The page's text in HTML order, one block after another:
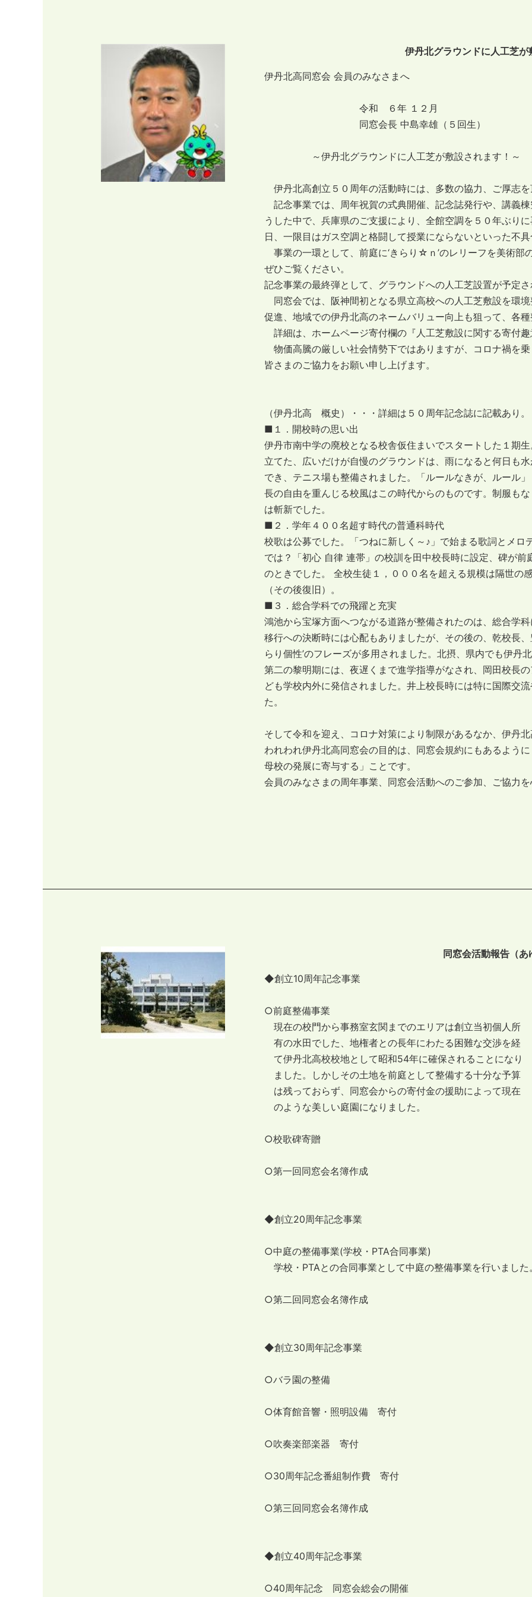
伊丹北グラウンドに人工芝
伊丹北高同窓会 会員のみなさまへ
令和 ６年 １２月
同窓会長 中島幸雄
～伊丹北グラウンドに人工芝が敷設されます！～
伊丹北高創立５０周年の活動時には、多数の協力、ご厚志
記念事業では、周年祝賀の式典開催、記念誌発行や、講義
うした中で、兵庫県のご支援により、全館空調を５０年ぶり
日、一限目はガス空調と格闘して授業にならないといった不
事業の一環として、前庭に‘きらり☆ｎ’のレリーフを美術部
ぜひご覧ください。
記念事業の最終弾として、グラウンドへの人工芝設置が予定
同窓会では、阪神間初となる県立高校への人工芝敷設を環
促進、地域での伊丹北高のネームバリュー向上も狙って、各
詳細は、ホームページ寄付欄の『人工芝敷設に関する寄付
物価高騰の厳しい社会情勢下ではありますが、コロナ禍を
皆さまのご協力をお願い申し上げます。
（伊丹北高 概史）・・・詳細は５０周年記念誌に記載あり。
■１．開校時の思い出
伊丹市南中学の廃校となる校舎仮住まいでスタートした１期
立てた、広いだけが自慢のグラウンドは、雨になると何日も
でき、テニス場も整備されました。「ルールなきが、ルール
長の自由を重んじる校風はこの時代からのものです。制服も
は斬新でした。
■２．学年４００名超す時代の普通科時代
校歌は公募でした。「つねに新しく～♪」で始まる歌詞とメ
では？「初心 自律 連帯」の校訓を田中校長時に設定、碑が
のときでした。 全校生徒１，０００名を超える規模は隔世の
（その後復旧）。
■３．総合学科での飛躍と充実
鴻池から宝塚方面へつながる道路が整備されたのは、総合学
移行への決断時には心配もありましたが、その後の、乾校長
らり個性’のフレーズが多用されました。北摂、県内でも伊丹
第二の黎明期には、夜遅くまで進学指導がなされ、岡田校長
ども学校内外に発信されました。井上校長時には特に国際交
た。
そして令和を迎え、コロナ対策により制限があるなか、伊丹
われわれ伊丹北高同窓会の目的は、同窓会規約にもあるよう
母校の発展に寄与する」ことです。
会員のみなさまの周年事業、同窓会活動へのご参加、ご協力
同窓会活動報告（あ
◆創立10周年記念事業
○前庭整備事業
現在の校門から事務室玄関までのエリアは創立当初個人所
有の水田でした、地権者との長年にわたる困難な交渉を経
て伊丹北高校校地として昭和54年に確保されることになり
ました。しかしその土地を前庭として整備する十分な予算
は残っておらず、同窓会からの寄付金の援助によって現在
のような美しい庭園になりました。
○校歌碑寄贈
○第一回同窓会名簿作成
◆創立20周年記念事業
○中庭の整備事業(学校・PTA合同事業)
学校・PTAとの合同事業として中庭の整備事業を行いました
○第二回同窓会名簿作成
◆創立30周年記念事業
○バラ園の整備
○体育館音響・照明設備 寄付
○吹奏楽部楽器 寄付
○30周年記念番組制作費 寄付
○第三回同窓会名簿作成
◆創立40周年記念事業
○40周年記念 同窓会総会の開催